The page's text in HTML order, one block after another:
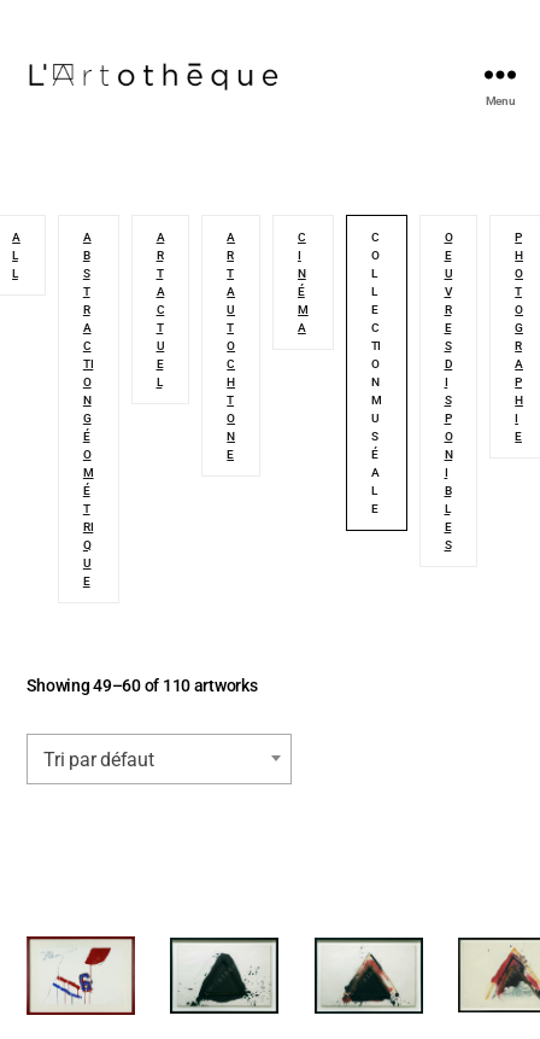
Menu
A
L
L
A
B
S
T
R
A
C
TI
O
N
G
É
O
M
É
T
RI
Q
U
E
A
R
T
A
C
T
U
E
L
A
R
T
A
U
T
O
C
H
T
O
N
E
C
I
N
É
M
A
C
O
L
L
E
C
TI
O
N
M
U
S
É
A
L
E
O
E
U
V
R
E
S
D
I
S
P
O
N
I
B
L
E
S
P
H
O
T
O
G
R
A
P
H
I
E
Showing 49–60 of 110 artworks
Tri par défaut